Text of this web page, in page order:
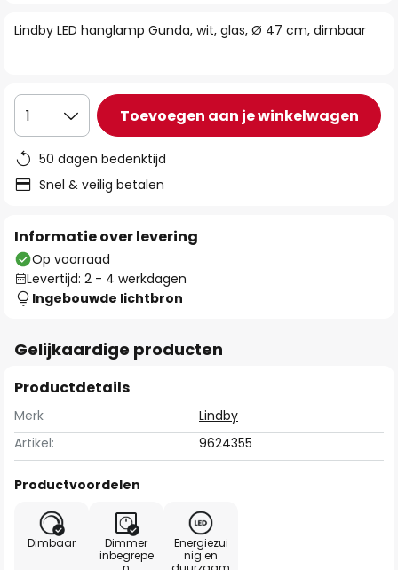
de
Lindby LED hanglamp Gunda, wit, glas, Ø 47 cm, dimbaar
1 Toevoegen aan je winkelwagen
50 dagen bedenktijd
Snel & veilig betalen
Informatie over levering
Op voorraad
Levertijd: 2 - 4 werkdagen
Ingebouwde lichtbron
Gelijkaardige producten
Productdetails
Merk
Lindby
Artikel:
9624355
Productvoordelen
Dimbaar
Dimmer
inbegrepe
Energiezui
nig en